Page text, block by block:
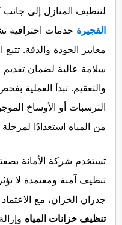
لتنظيف المنازل إلى جانب
الفجيرة خدمات احترافية
معايير الجودة والدقة.
سلامة عالية لضمان
والتعقيم. تبدأ العملية
الترسبات أو الأوساخ
من المياه استعدادًا
تستخدم شركة الأمانة
تنظيف آمنة ومعتمدة لا
جدران الخزان، مع
تنظيف خزانات المياه